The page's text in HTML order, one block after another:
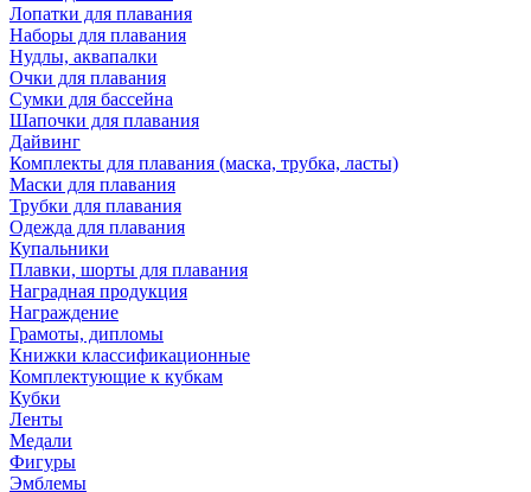
Лопатки для плавания
Наборы для плавания
Нудлы, аквапалки
Очки для плавания
Сумки для бассейна
Шапочки для плавания
Дайвинг
Комплекты для плавания (маска, трубка, ласты)
Маски для плавания
Трубки для плавания
Одежда для плавания
Купальники
Плавки, шорты для плавания
Наградная продукция
Награждение
Грамоты, дипломы
Книжки классификационные
Комплектующие к кубкам
Кубки
Ленты
Медали
Фигуры
Эмблемы